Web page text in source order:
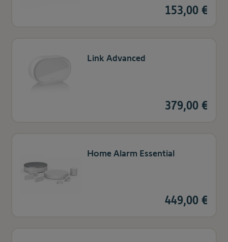
153,00 €
Link Advanced
379,00 €
Home Alarm Essential
449,00 €